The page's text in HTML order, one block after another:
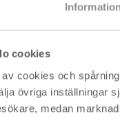
cookies
cookies och
övriga inställningar
medan
olja (Brent) och
det vara något